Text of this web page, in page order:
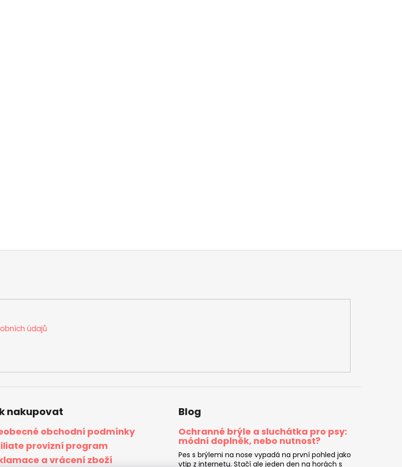
údajů
nakupovat
obchodní podmínky
provizní program
a vrácení zboží
Blog
Ochranné brýle a sluchátka pro psy:
módní doplněk, nebo nutnost?
Pes s brýlemi na nose vypadá na první pohled jako
vtip z internetu. Stačí ale jeden den na horách s